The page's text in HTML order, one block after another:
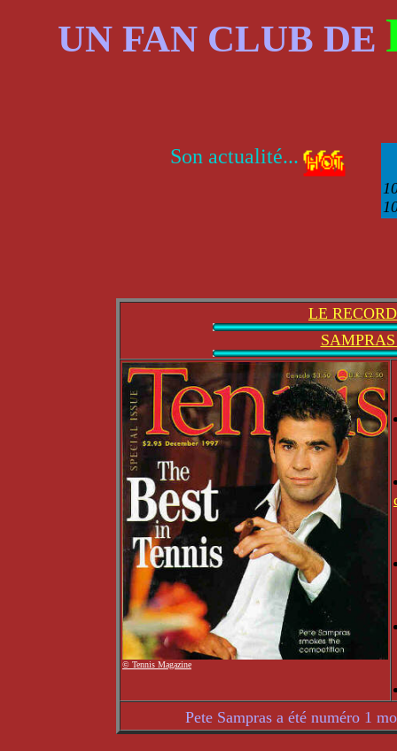
UN FAN CLUB DE
Son actualité...
LE
© Tennis Magazine
Pete Sampras a été numéro 1